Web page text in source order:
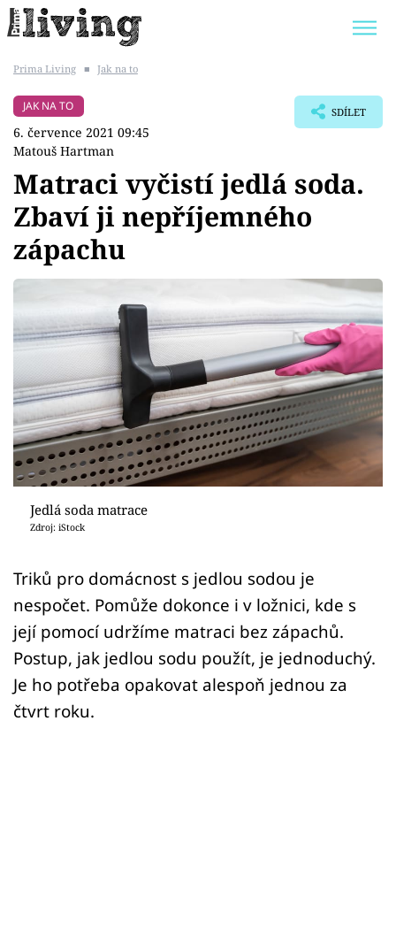
BYDLENÍ SLAVNÝCH
Témata
Bydlení
Zahrada
Design
Sledujte prima+
Přihlášení
Sledujte nás
Prima Living ■ Jak na to
JAK NA TO
6. července 2021 09:45
Matouš Hartman
SDÍLET
Matraci vyčistí jedlá soda.
Zbaví ji nepříjemného
zápachu
Jedlá soda matrace
Zdroj: iStock
Triků pro domácnost s jedlou sodou je
nespočet. Pomůže dokonce i v ložnici, kde s
její pomocí udržíme matraci bez zápachů.
Postup, jak jedlou sodu použít, je jednoduchý.
Je ho potřeba opakovat alespoň jednou za
čtvrt roku.